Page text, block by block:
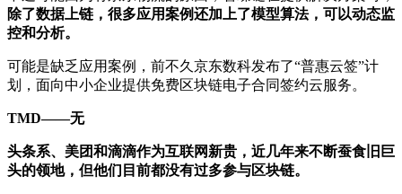
除了数据上链，很多应用案例还加上了模型算法，可以动态监
控和分析。
可能是缺乏应用案例，前不久京东数科发布了“普惠云签”计
划，面向中小企业提供免费区块链电子合同签约云服务。
TMD——无
头条系、美团和滴滴作为互联网新贵，近几年来不断蚕食旧巨
头的领地，但他们目前都没有过多参与区块链。